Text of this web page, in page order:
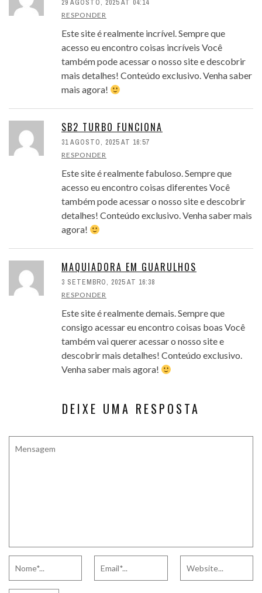
29 AGOSTO, 2025 AT 04:14
RESPONDER
Este site é realmente incrível. Sempre que
acesso eu encontro coisas incríveis Você
também pode acessar o nosso site e descobrir
mais detalhes! Conteúdo exclusivo. Venha saber
mais agora!
SB2 TURBO FUNCIONA
31 AGOSTO, 2025 AT 16:57
RESPONDER
Este site é realmente fabuloso. Sempre que
acesso eu encontro coisas diferentes Você
também pode acessar o nosso site e descobrir
detalhes! Conteúdo exclusivo. Venha saber mais
agora!
MAQUIADORA EM GUARULHOS
3 SETEMBRO, 2025 AT 16:38
RESPONDER
Este site é realmente demais. Sempre que
consigo acessar eu encontro coisas boas Você
também vai querer acessar o nosso site e
descobrir mais detalhes! Conteúdo exclusivo.
Venha saber mais agora!
DEIXE UMA RESPOSTA